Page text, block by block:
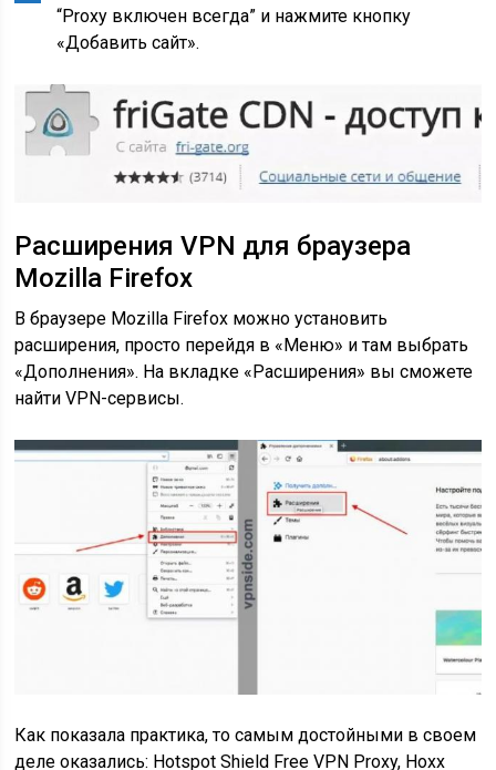
“Proxy включен всегда” и нажмите кнопку
«Добавить сайт».
Расширения VPN для браузера
Mozilla Firefox
В браузере Mozilla Firefox можно установить
расширения, просто перейдя в «Меню» и там выбрать
«Дополнения». На вкладке «Расширения» вы сможете
найти VPN-сервисы.
Как показала практика, то самым достойными в своем
деле оказались: Hotspot Shield Free VPN Proxy, Hoxx